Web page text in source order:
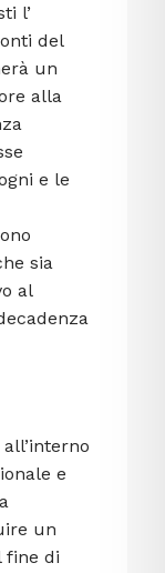
l’
del
un
alla
e le
sia
al
e
un
fine di